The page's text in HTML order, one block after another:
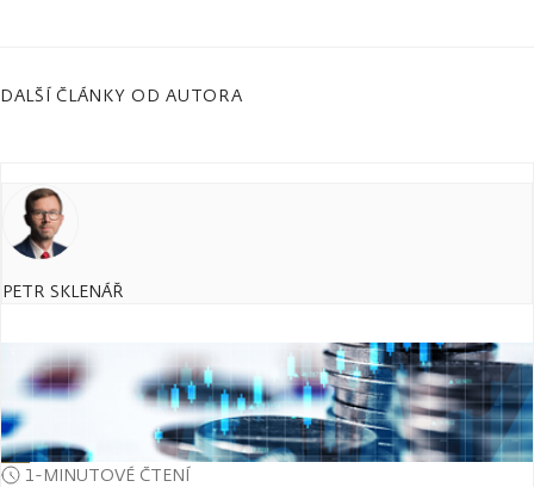
DALŠÍ ČLÁNKY OD AUTORA
PETR SKLENÁŘ
1-MINUTOVÉ ČTENÍ